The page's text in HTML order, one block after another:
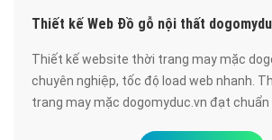
Thiết kế Web Đồ gỗ nội thất
Thiết kế website thời trang may mặc
chuyên nghiệp, tốc độ load web nhanh.
trang may mặc dogomyduc.vn đạt chuẩn